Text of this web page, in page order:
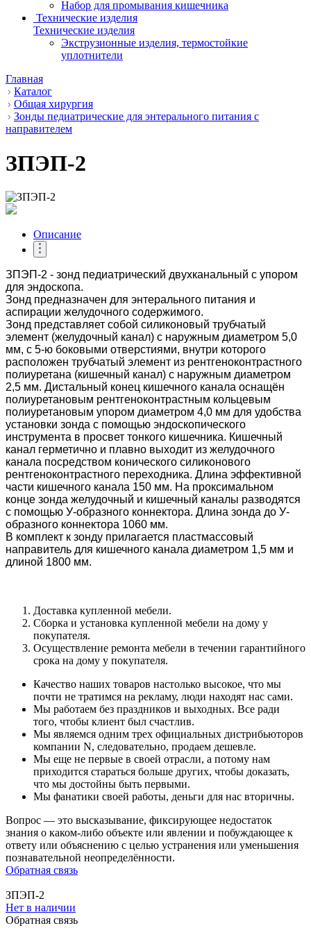
Набор для промывания кишечника
Технические изделия
Технические изделия
Экструзионные изделия, термостойкие
уплотнители
Главная
Каталог
Общая хирургия
Зонды педиатрические для энтерального питания с
направителем
ЗПЭП-2
Описание
ЗПЭП-2 - зонд педиатрический двухканальный с упором
для эндоскопа.
Зонд предназначен для энтерального питания и
аспирации желудочного содержимого.
Зонд представляет собой силиконовый трубчатый
элемент (желудочный канал) с наружным диаметром 5,0
мм, с 5-ю боковыми отверстиями, внутри которого
расположен трубчатый элемент из рентгеноконтрастного
полиуретана (кишечный канал) с наружным диаметром
2,5 мм. Дистальный конец кишечного канала оснащён
полиуретановым рентгеноконтрастным кольцевым
полиуретановым упором диаметром 4,0 мм для удобства
установки зонда с помощью эндоскопического
инструмента в просвет тонкого кишечника. Кишечный
канал герметично и плавно выходит из желудочного
канала посредством конического силиконового
рентгеноконтрастного переходника. Длина эффективной
части кишечного канала 150 мм. На проксимальном
конце зонда желудочный и кишечный каналы разводятся
с помощью У-образного коннектора. Длина зонда до У-
образного коннектора 1060 мм.
В комплект к зонду прилагается пластмассовый
направитель для кишечного канала диаметром 1,5 мм и
длиной 1800 мм.
Доставка купленной мебели.
Сборка и установка купленной мебели на дому у
покупателя.
Осуществление ремонта мебели в течении гарантийного
срока на дому у покупателя.
Качество наших товаров настолько высокое, что мы
почти не тратимся на рекламу, люди находят нас сами.
Мы работаем без праздников и выходных. Все ради
того, чтобы клиент был счастлив.
Мы являемся одним трех официальных дистрибьюторов
компании N, следовательно, продаем дешевле.
Мы еще не первые в своей отрасли, а потому нам
приходится стараться больше других, чтобы доказать,
что мы достойны быть первыми.
Мы фанатики своей работы, деньги для нас вторичны.
Вопрос — это высказывание, фиксирующее недостаток
знания о каком-либо объекте или явлении и побуждающее к
ответу или объяснению с целью устранения или уменьшения
познавательной неопределённости.
Обратная связь
ЗПЭП-2
Нет в наличии
Обратная связь